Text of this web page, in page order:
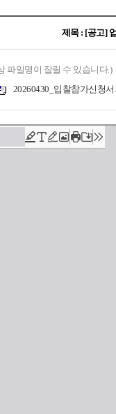
제목 : [공고]
파일명이 잘릴 수 있습니다.)
20260430_입찰참가신청서